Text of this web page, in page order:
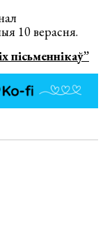
10 верасня.
пісьменнікаў”